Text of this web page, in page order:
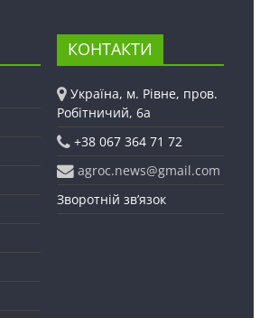
КОНТАКТИ
Україна, м. Рівне, пров.
Робітничий, 6а
+38 067 364 71 72
agroc.news@gmail.com
Зворотній зв’язок